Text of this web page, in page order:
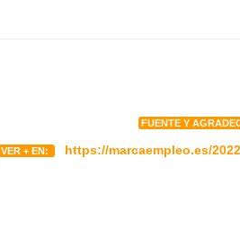
FUENTE Y
VER + EN: https://marcaempleo.es/